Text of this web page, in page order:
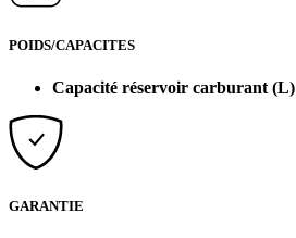
POIDS/CAPACITES
Capacité réservoir carburant (L)
GARANTIE